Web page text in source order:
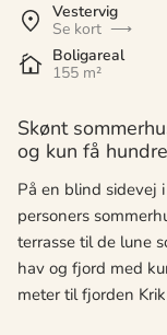
Vestervig
Se kort
Boligareal
155 m²
Skønt
og kun få
På en blind sidevej
personers
terrasse til de lune
hav og fjord med
meter til fjorden